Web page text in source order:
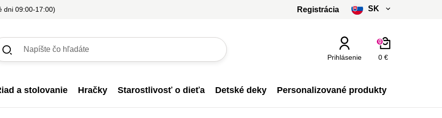
dni 09:00-17:00) Registrácia SK
slovenčina
€ - EUR
Prihlásenie 0 €
0
a stolovanie Hračky Starostlivosť o dieťa Detské deky Personalizované produkty